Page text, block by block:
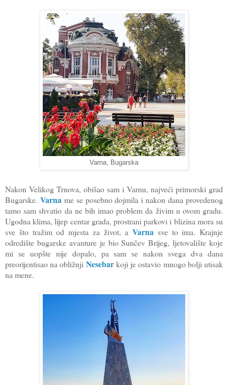
Varna, Bugarska
Nakon Velikog Trnova, obišao sam i Varnu, najveći primorski grad
Bugarske. Varna me se posebno dojmila i nakon dana provedenog
tamo sam shvatio da ne bih imao problem da živim u ovom gradu.
Ugodna klima, lijep centar grada, prostrani parkovi i blizina mora su
sve što tražim od mjesta za život, a Varna sve to ima. Krajnje
odredište bugarske avanture je bio Sunčev Brijeg, ljetovalište koje
mi se uopšte nije dopalo, pa sam se nakon svega dva dana
preorijentisao na obližnji Nesebarkoji je ostavio mnogo bolji utisak
na mene.